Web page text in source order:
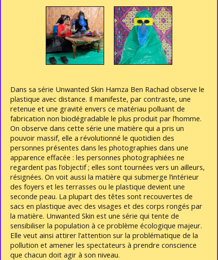
Dans sa série Unwanted Skin Hamza Ben Rachad observe le
plastique avec distance. Il manifeste, par contraste, une
retenue et une gravité envers ce matériau polluant de
fabrication non biodégradable le plus produit par l’homme.
On observe dans cette série une matière qui a pris un
pouvoir massif, elle a révolutionné le quotidien des
personnes présentes dans les photographies dans une
apparence effacée : les personnes photographiées ne
regardent pas l’objectif ; elles sont tournées vers un ailleurs,
résignées. On voit aussi la matière qui submerge l’intérieur
des foyers et les terrasses ou le plastique devient une
seconde peau. La plupart des têtes sont recouvertes de
sacs en plastique avec des visages et des corps rongés par
la matière. Unwanted Skin est une série qui tente de
sensibiliser la population à ce problème écologique majeur.
Elle veut ainsi attirer l’attention sur la problématique de la
pollution et amener les spectateurs à prendre conscience
que chacun doit agir à son niveau.